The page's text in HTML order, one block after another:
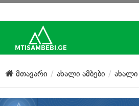
საიტის
მთავარი
მთავარი ახალი ამბები ახალი